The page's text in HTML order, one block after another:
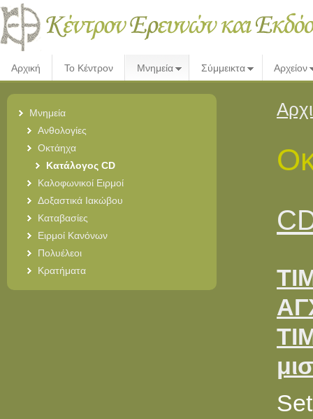
Αρχική Το Κέντρον Μνημεία Σύμμεικτα Αρχείον
Μνημεία
Ανθολογίες
Οκτάηχα
Κατάλογος CD
Καλοφωνικοί Ειρμοί
Δοξαστικά Ιακώβου
Καταβασίες
Ειρμοί Κανόνων
Πολυέλεοι
Κρατήματα